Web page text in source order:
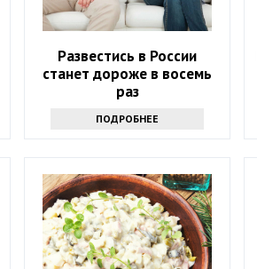
Развестись в России
станет дороже в восемь
раз
ПОДРОБНЕЕ